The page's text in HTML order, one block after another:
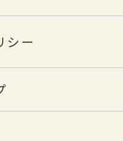
シー